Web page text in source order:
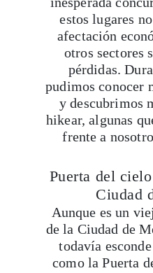
estos lugares
afectación
otros sectores
pérdidas.
pudimos conocer
y descubrimos
hikear, algunas
frente a
Puerta del
Ciudad
Aunque es un
de la Ciudad de
todavía
como la Puerta